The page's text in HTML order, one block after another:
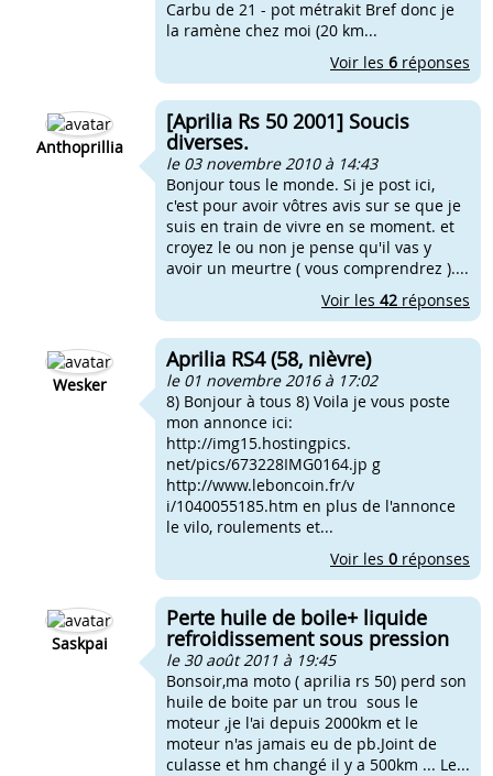
Carbu de 21 - pot métrakit Bref donc je
la ramène chez moi (20 km...
Voir les 6 réponses
Anthoprillia
[Aprilia Rs 50 2001] Soucis
diverses.
le 03 novembre 2010 à 14:43
Bonjour tous le monde. Si je post ici,
c'est pour avoir vôtres avis sur se que je
suis en train de vivre en se moment. et
croyez le ou non je pense qu'il vas y
avoir un meurtre ( vous comprendrez )....
Voir les 42 réponses
Wesker
Aprilia RS4 (58, nièvre)
le 01 novembre 2016 à 17:02
8) Bonjour à tous 8) Voila je vous poste
mon annonce ici:
http://img15.hostingpics.
net/pics/673228IMG0164.jp g
http://www.leboncoin.fr/v
i/1040055185.htm en plus de l'annonce
le vilo, roulements et...
Voir les 0 réponses
Saskpai
Perte huile de boile+ liquide
refroidissement sous pression
le 30 août 2011 à 19:45
Bonsoir,ma moto ( aprilia rs 50) perd son
huile de boite par un trou sous le
moteur ,je l'ai depuis 2000km et le
moteur n'as jamais eu de pb.Joint de
culasse et hm changé il y a 500km ... Le...